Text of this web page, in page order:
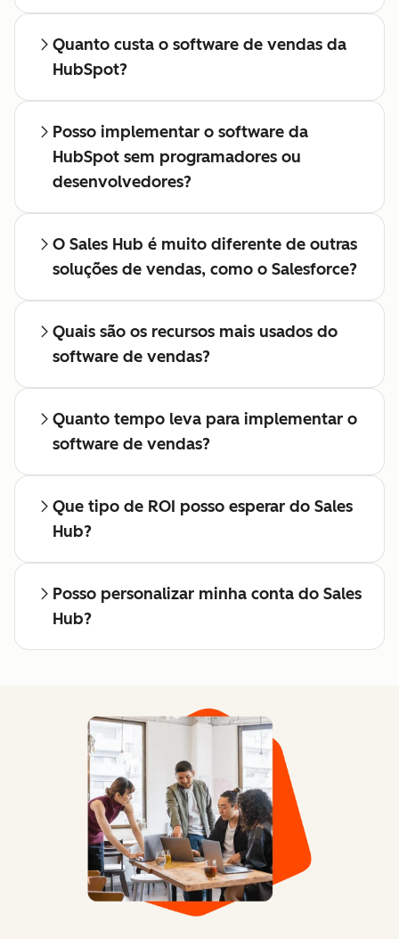
Quanto custa o software de vendas da
HubSpot?
Posso implementar o software da
HubSpot sem programadores ou
desenvolvedores?
O Sales Hub é muito diferente de outras
soluções de vendas, como o Salesforce?
Quais são os recursos mais usados do
software de vendas?
Quanto tempo leva para implementar o
software de vendas?
Que tipo de ROI posso esperar do Sales
Hub?
Posso personalizar minha conta do Sales
Hub?